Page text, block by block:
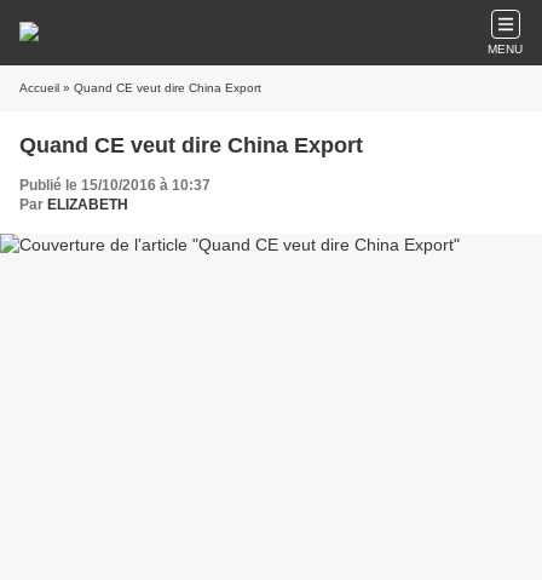
MENU
Accueil » Quand CE veut dire China Export
Quand CE veut dire China Export
Publié le 15/10/2016 à 10:37
Par ELIZABETH